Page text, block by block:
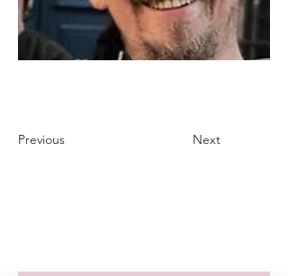
Previous Next